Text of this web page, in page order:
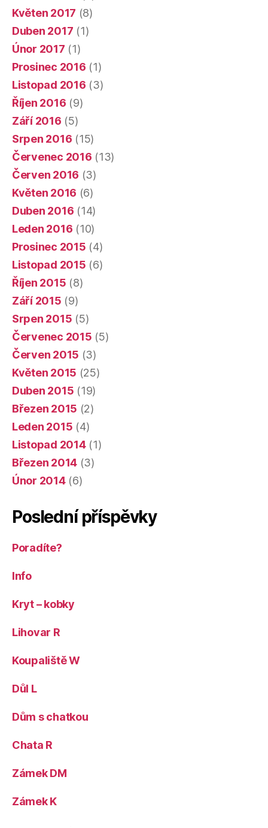
Květen 2017 (8)
Duben 2017 (1)
Únor 2017 (1)
Prosinec 2016 (1)
Listopad 2016 (3)
Říjen 2016 (9)
Září 2016 (5)
Srpen 2016 (15)
Červenec 2016 (13)
Červen 2016 (3)
Květen 2016 (6)
Duben 2016 (14)
Leden 2016 (10)
Prosinec 2015 (4)
Listopad 2015 (6)
Říjen 2015 (8)
Září 2015 (9)
Srpen 2015 (5)
Červenec 2015 (5)
Červen 2015 (3)
Květen 2015 (25)
Duben 2015 (19)
Březen 2015 (2)
Leden 2015 (4)
Listopad 2014(1)
Březen 2014 (3)
Únor 2014(6)
Poslední příspěvky
Poradíte?
Info
Kryt – kobky
Lihovar R
Koupaliště W
Důl L
Dům s chatkou
Chata R
Zámek DM
Zámek K